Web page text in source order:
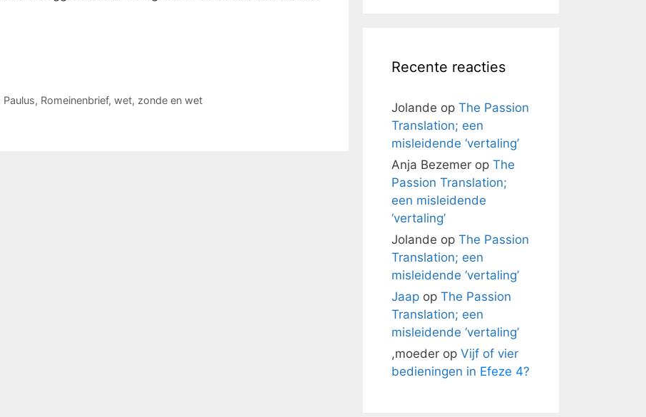
Paulus, Romeinenbrief, wet, zonde en wet
Recente reacties
Jolande op The Passion
Translation; een
misleidende ‘vertaling’
Anja Bezemer op The
Passion Translation;
een misleidende
‘vertaling’
Jolande op The Passion
Translation; een
misleidende ‘vertaling’
Jaap op The Passion
Translation; een
misleidende ‘vertaling’
,moeder op Vijf of vier
bedieningen in Efeze 4?